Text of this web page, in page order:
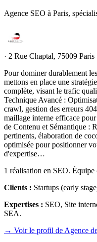
Agence SEO à Paris,
· 2 Rue Chaptal, 75009 Paris
Pour dominer durablement
mettons en place une
complète, visant le trafic
Technique Avancé :
crawl, gestion des erreurs
maillage interne efficace
de Contenu et Sémantique :
pertinents, élaboration de
optimisée pour positionner
d'expertise…
1 réalisation en SEO. Équipe
Clients : Startups (early
Expertises : SEO, Site
SEA.
→ Voir le profil de Agence